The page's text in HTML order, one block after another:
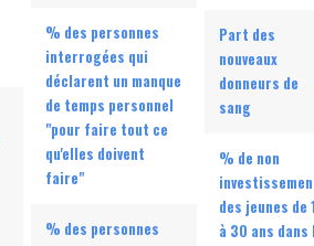
% des personnes
interrogées qui
déclarent un manque
de temps personnel
"pour faire tout ce
qu'elles doivent
faire"
% des personnes
Part des
nouveaux
donneurs de
sang
% de non
des jeunes de
à 30 ans dans